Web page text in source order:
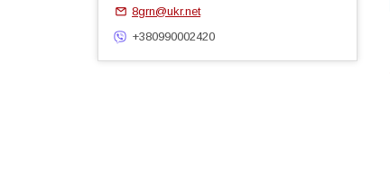
8grn@ukr.net
+380990002420